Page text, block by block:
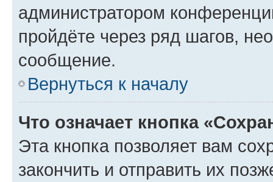
администратором
пройдёте через ряд шагов,
сообщение.
Вернуться к началу
Что означает кнопка
Эта кнопка позволяет вам
закончить и отправить их